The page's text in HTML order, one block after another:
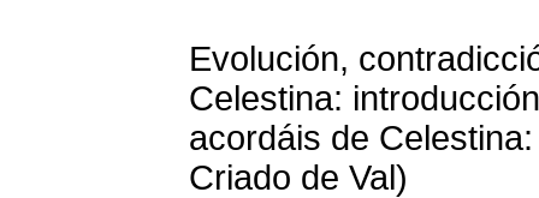
Evolución,
Celestina:
acordáis de
Criado de Val)